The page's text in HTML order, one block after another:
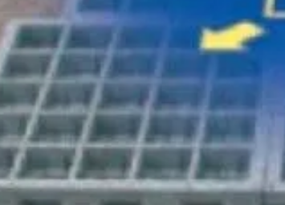
voor onze nieuwsbrief
een droomtuin! Ontvang exclusieve aanbiedingen en
op de hoogte van ons assortiment!